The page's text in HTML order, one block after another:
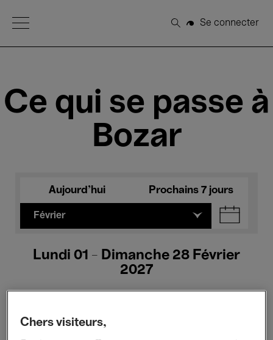
Open Menu
Rechercher
Se connecter
Ce qui se passe à
Bozar
Aujourd'hui Prochains 7 jours
Février
Lundi 01 - Dimanche 28 Février
2027
Chers visiteurs,